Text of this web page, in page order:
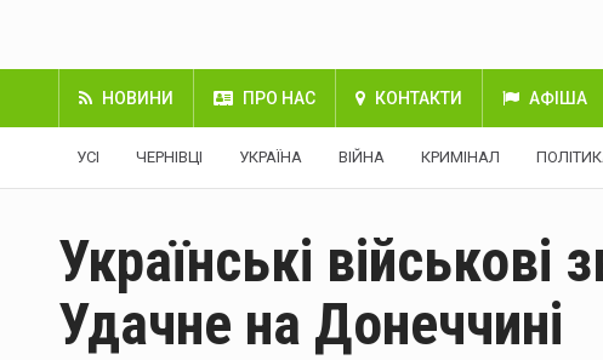
НОВИНИ ПРО НАС КОНТАКТИ АФІША
УСІ ЧЕРНІВЦІ УКРАЇНА ВІЙНА КРИМІНАЛ
Українські військові
Удачне на Донеччині